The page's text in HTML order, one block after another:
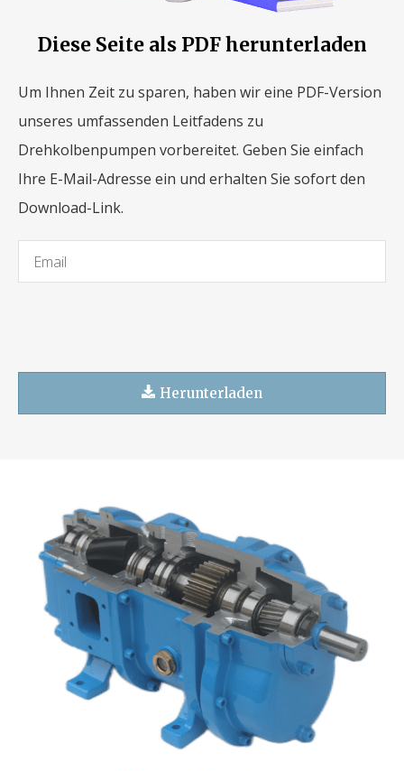
Diese Seite als PDF herunterladen
Um Ihnen Zeit zu sparen, haben wir eine PDF-Version
unseres umfassenden Leitfadens zu
Drehkolbenpumpen vorbereitet. Geben Sie einfach
Ihre E-Mail-Adresse ein und erhalten Sie sofort den
Download-Link.
Herunterladen